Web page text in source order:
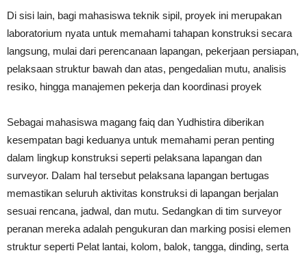
Di sisi lain, bagi mahasiswa teknik sipil, proyek ini merupakan
laboratorium nyata untuk memahami tahapan konstruksi secara
langsung, mulai dari perencanaan lapangan, pekerjaan persiapan,
pelaksaan struktur bawah dan atas, pengedalian mutu, analisis
resiko, hingga manajemen pekerja dan koordinasi proyek
Sebagai mahasiswa magang faiq dan Yudhistira diberikan
kesempatan bagi keduanya untuk memahami peran penting
dalam lingkup konstruksi seperti pelaksana lapangan dan
surveyor. Dalam hal tersebut pelaksana lapangan bertugas
memastikan seluruh aktivitas konstruksi di lapangan berjalan
sesuai rencana, jadwal, dan mutu. Sedangkan di tim surveyor
peranan mereka adalah pengukuran dan marking posisi elemen
struktur seperti Pelat lantai, kolom, balok, tangga, dinding, serta